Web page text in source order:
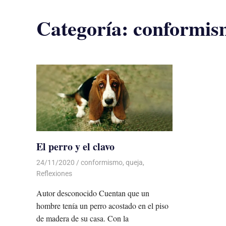
Categoría:
El perro y el clavo
24/11/2020 De todo un Poco
conformismo, queja,
Reflexiones
Autor desconocido Cuentan que un
hombre tenía un perro acostado en el piso
de madera de su casa. Con la